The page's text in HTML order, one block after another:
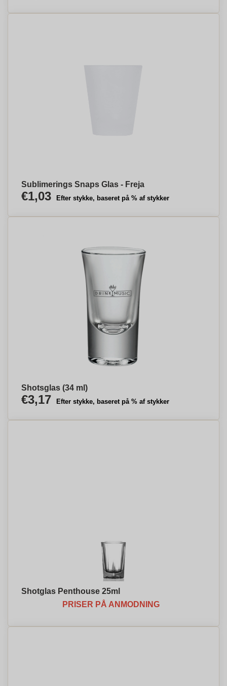
Sublimerings Snaps Glas - Freja
€1,03 Efter stykke, baseret på % af stykker
Shotsglas (34 ml)
€3,17 Efter stykke, baseret på % af stykker
Shotglas Penthouse 25ml
PRISER PÅ ANMODNING